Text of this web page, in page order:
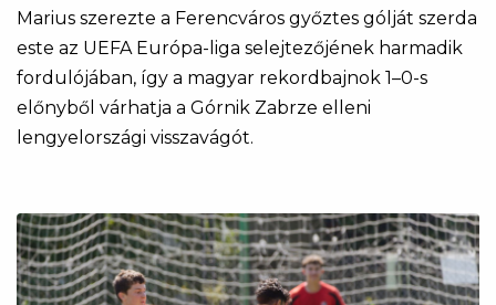
Marius szerezte a Ferencváros győztes gólját szerda
este az UEFA Európa-liga selejtezőjének harmadik
fordulójában, így a magyar rekordbajnok 1–0-s
előnyből várhatja a Górnik Zabrze elleni
lengyelországi visszavágót.